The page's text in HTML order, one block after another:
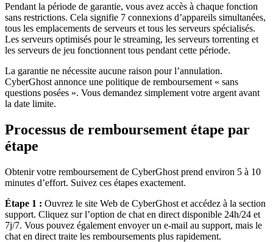
Pendant la période de garantie, vous avez accès à chaque fonction
sans restrictions. Cela signifie 7 connexions d’appareils simultanées,
tous les emplacements de serveurs et tous les serveurs spécialisés.
Les serveurs optimisés pour le streaming, les serveurs torrenting et
les serveurs de jeu fonctionnent tous pendant cette période.
La garantie ne nécessite aucune raison pour l’annulation.
CyberGhost annonce une politique de remboursement « sans
questions posées ». Vous demandez simplement votre argent avant
la date limite.
Processus de remboursement étape par
étape
Obtenir votre remboursement de CyberGhost prend environ 5 à 10
minutes d’effort. Suivez ces étapes exactement.
Étape 1 : Ouvrez le site Web de CyberGhost et accédez à la section
support. Cliquez sur l’option de chat en direct disponible 24h/24 et
7j/7. Vous pouvez également envoyer un e-mail au support, mais le
chat en direct traite les remboursements plus rapidement.